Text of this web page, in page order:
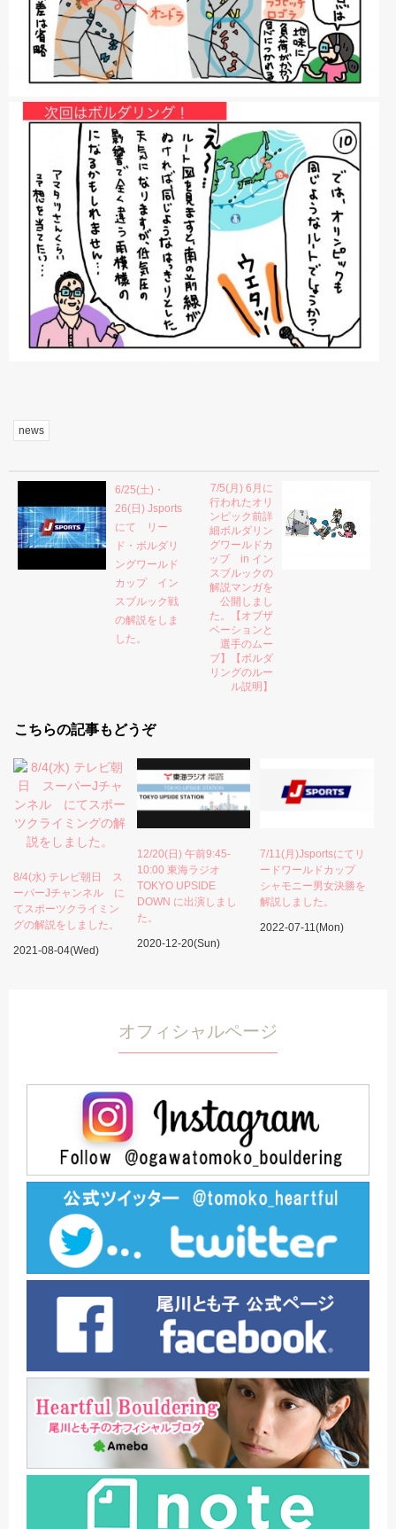
news
6/25(土)・
26(日) Jsports
にて リー
ド・ボルダリ
ングワールド
カップ イン
スブルック戦
の解説をしま
した。
7/5(月) 6月に
行われたオリ
ンピック前詳
細ボルダリン
グワールドカ
ップ in イン
スブルックの
解説マンガを
公開しまし
た。【オブザ
ベーションと
選手のムー
ブ】【ボルダ
リングのルー
ル説明】
こちらの記事もどうぞ
8/4(水) テレビ朝日 ス
ーパーJチャンネル に
てスポーツクライミン
グの解説をしました。
2021-08-04(Wed)
12/20(日) 午前9:45-
10:00 東海ラジオ
TOKYO UPSIDE
DOWN に出演しまし
た。
2020-12-20(Sun)
7/11(月)Jsportsにてリ
ードワールドカップ
シャモニー男女決勝を
解説しました。
2022-07-11(Mon)
オフィシャルページ